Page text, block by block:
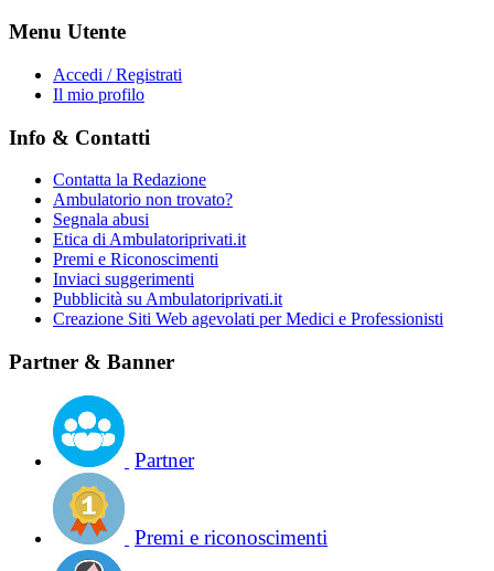
Menu Utente
Accedi / Registrati
Il mio profilo
Info & Contatti
Contatta la Redazione
Ambulatorio non trovato?
Segnala abusi
Etica di Ambulatoriprivati.it
Premi e Riconoscimenti
Inviaci suggerimenti
Pubblicità su Ambulatoriprivati.it
Creazione Siti Web agevolati per Medici e Professionisti
Partner & Banner
Partner
Premi e riconoscimenti